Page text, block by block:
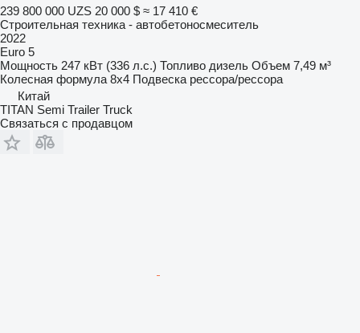
239 800 000 UZS 20 000 $ ≈ 17 410 €
Строительная техника - автобетоносмеситель
2022
Euro 5
Мощность 247 кВт (336 л.с.) Топливо дизель Объем 7,49 м³
Колесная формула 8x4 Подвеска рессора/рессора
Китай
TITAN Semi Trailer Truck
Связаться с продавцом